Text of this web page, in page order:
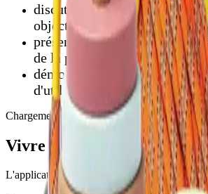
discuter de vos défis, du
objectifs
présenter notre organisation
de la plateforme
démontrer la plateforme à
d'utilisation réels
Chargement du formulaire...
Vivre plus. Posséder moins.
L'application pour partager les objets du